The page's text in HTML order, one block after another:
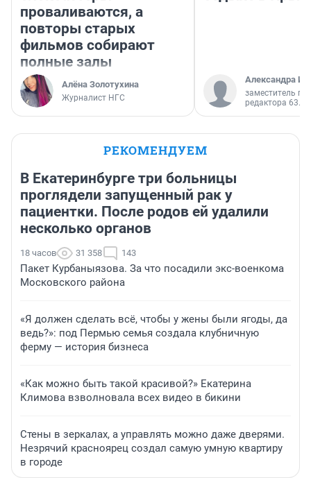
проваливаются, а
повторы старых
фильмов собирают
полные залы
Алёна Золотухина
Журналист НГС
Александра
заместитель
редактора 63.RU
РЕКОМЕНДУЕМ
В Екатеринбурге три больницы
проглядели запущенный рак у
пациентки. После родов ей удалили
несколько органов
18 часов 31 358 143
Пакет Курбаныязова. За что посадили экс-военкома
Московского района
«Я должен сделать всё, чтобы у жены были ягоды, да
ведь?»: под Пермью семья создала клубничную
ферму — история бизнеса
«Как можно быть такой красивой?» Екатерина
Климова взволновала всех видео в бикини
Стены в зеркалах, а управлять можно даже дверями.
Незрячий красноярец создал самую умную квартиру
в городе